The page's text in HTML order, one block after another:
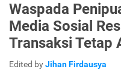
Waspada
Media Sosial
Transaksi Tetap
Edited byJihan Firdausya